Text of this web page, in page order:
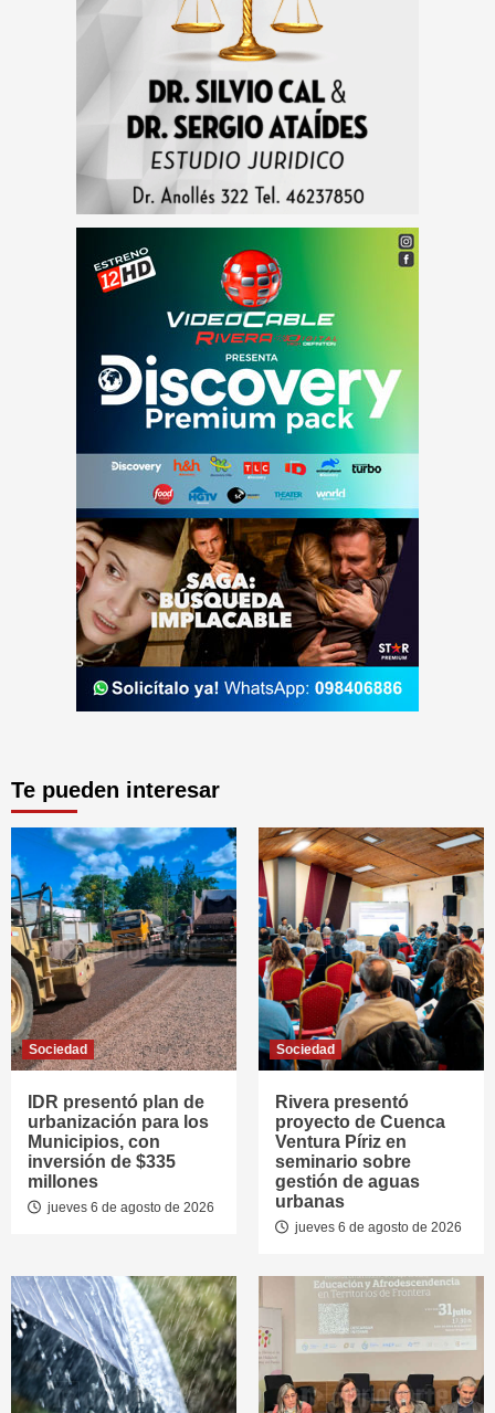
Te pueden interesar
Sociedad
IDR presentó plan de
urbanización para los
Municipios, con
inversión de $335
millones
jueves 6 de agosto de 2026
Sociedad
Rivera presentó
proyecto de Cuenca
Ventura Píriz en
seminario sobre
gestión de aguas
urbanas
jueves 6 de agosto de 2026